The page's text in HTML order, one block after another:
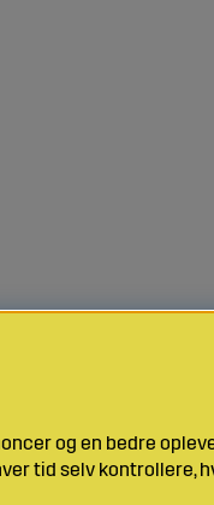
og en bedre
tid selv kontrollere,